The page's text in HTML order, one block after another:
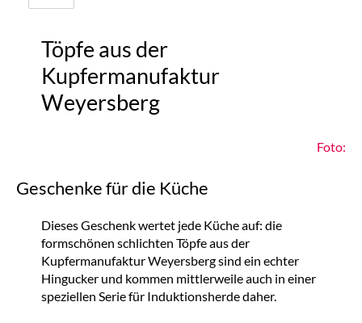
Töpfe aus der
Kupfermanufaktur
Weyersberg
Foto:
Geschenke für die Küche
Dieses Geschenk wertet jede Küche auf: die
formschönen schlichten Töpfe aus der
Kupfermanufaktur Weyersberg sind ein echter
Hingucker und kommen mittlerweile auch in einer
speziellen Serie für Induktionsherde daher.